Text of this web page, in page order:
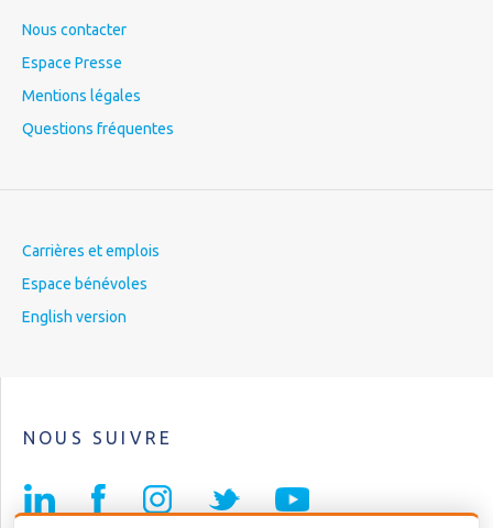
Nous contacter
Espace Presse
Mentions légales
Questions fréquentes
Carrières et emplois
Espace bénévoles
English version
NOUS SUIVRE